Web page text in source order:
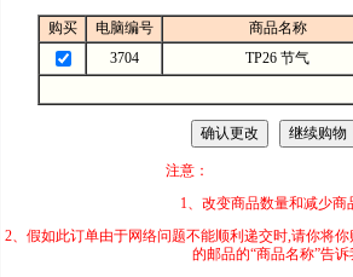
购买 电脑编号 商品名称
3704
TP26 节气
注意：
1、改变商品数量和减少商品种类
2、假如此订单由于网络问
的邮品的“商品名称”告